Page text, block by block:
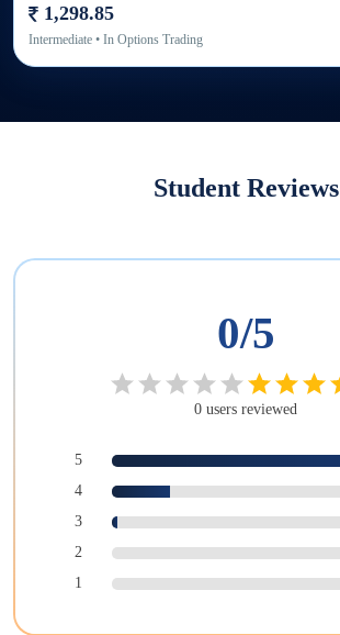
1,298.85
Intermediate • In Options Trading
Student Reviews
0/5
0 users reviewed
5
4
3
2
1